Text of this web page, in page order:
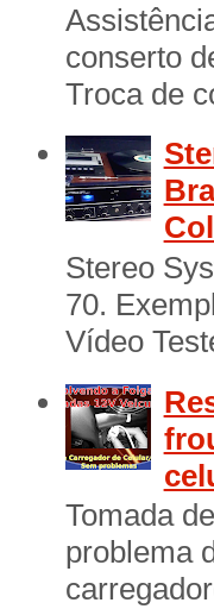
conserto
Troca de
Stereo
70.
Vídeo
Tomada
problema